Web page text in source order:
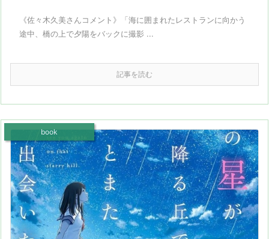
《佐々木久美さんコメント》「海に囲まれたレストランに向かう
途中、橋の上で夕陽をバックに撮影 ...
記事を読む
book